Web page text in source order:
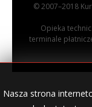
Nasza strona
© 2007–2018
Opieka
terminale